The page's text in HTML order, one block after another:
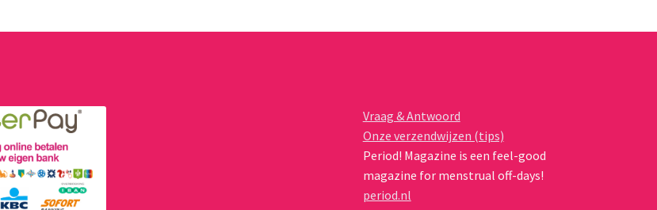
Vraag & Antwoord
Onze verzendwijzen (tips)
Period! Magazine is een feel-good
magazine for menstrual off-days!
period.nl